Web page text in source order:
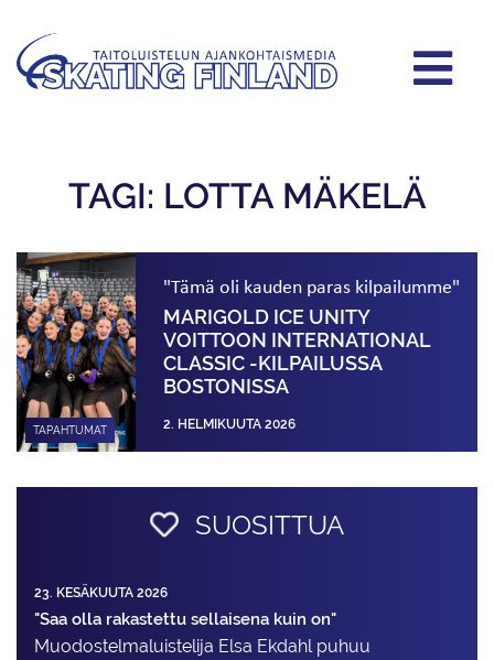
TAGI: LOTTA MÄKELÄ
TAPAHTUMAT
"Tämä oli kauden paras kilpailumme"
MARIGOLD ICE UNITY
VOITTOON INTERNATIONAL
CLASSIC -KILPAILUSSA
BOSTONISSA
2. HELMIKUUTA 2026
SUOSITTUA
23. KESÄKUUTA 2026
"Saa olla rakastettu sellaisena kuin on"
Muodostelma­luistelija Elsa Ekdahl puhuu